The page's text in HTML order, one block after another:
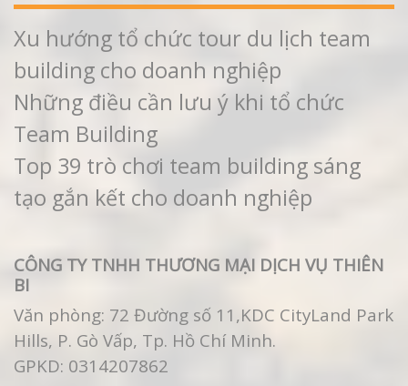
Xu hướng tổ chức tour du lịch team
building cho doanh nghiệp
Những điều cần lưu ý khi tổ chức
Team Building
Top 39 trò chơi team building sáng
tạo gắn kết cho doanh nghiệp
CÔNG TY TNHH THƯƠNG MẠI DỊCH VỤ THIÊN
BI
Văn phòng: 72 Đường số 11,KDC CityLand Park
Hills, P. Gò Vấp, Tp. Hồ Chí Minh.
GPKD: 0314207862